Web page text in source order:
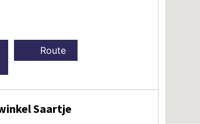
Route
Saartje